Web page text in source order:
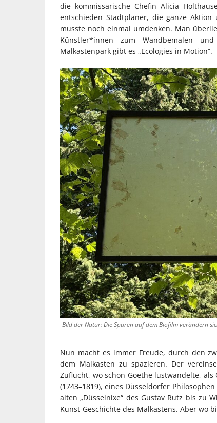
die kommissarische Chefin Alicia
entschieden Stadtplaner, die ganze
musste noch einmal umdenken. Man
Künstler*innen zum Wandbemalen
Malkastenpark gibt es „Ecologies in Motion“.
Bild der Natur: Die Spuren auf dem Biofilm verändern
Nun macht es immer Freude, durch den
dem Malkasten zu spazieren. Der
Zuflucht, wo schon Goethe lustwandelte,
(1743–1819), eines Düsseldorfer
alten „Düsselnixe“ des Gustav Rutz bis zu
Kunst-Geschichte des Malkastens. Aber wo